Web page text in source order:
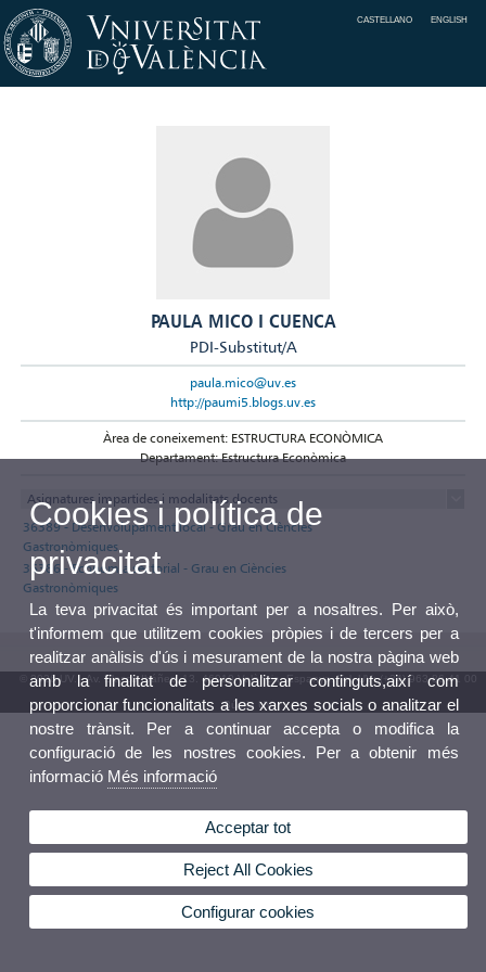
CASTELLANO ENGLISH
PAULA MICO I CUENCA
PDI-Substitut/A
paula.mico@uv.es
http://paumi5.blogs.uv.es
Àrea de coneixement: ESTRUCTURA ECONÒMICA
Departament: Estructura Econòmica
Asignatures impartides i modalitats docents
36389 - Desenvolupament local - Grau en Ciències
Gastronòmiques
36386 - Economia sectorial - Grau en Ciències
Gastronòmiques
© 2026 UV. - Av. Blasco Ibáñez, 13. 46010 València. Espanya. Tel. UV: (+34) 963 86 41 00
Bústia UV
Cookies i política de
privacitat
La teva privacitat és important per a nosaltres. Per això,
t'informem que utilitzem cookies pròpies i de tercers per a
realitzar anàlisis d'ús i mesurament de la nostra pàgina web
amb la finalitat de personalitzar continguts,així com
proporcionar funcionalitats a les xarxes socials o analitzar el
nostre trànsit. Per a continuar accepta o modifica la
configuració de les nostres cookies. Per a obtenir més
informació Més informació
Acceptar tot
Reject All Cookies
Configurar cookies